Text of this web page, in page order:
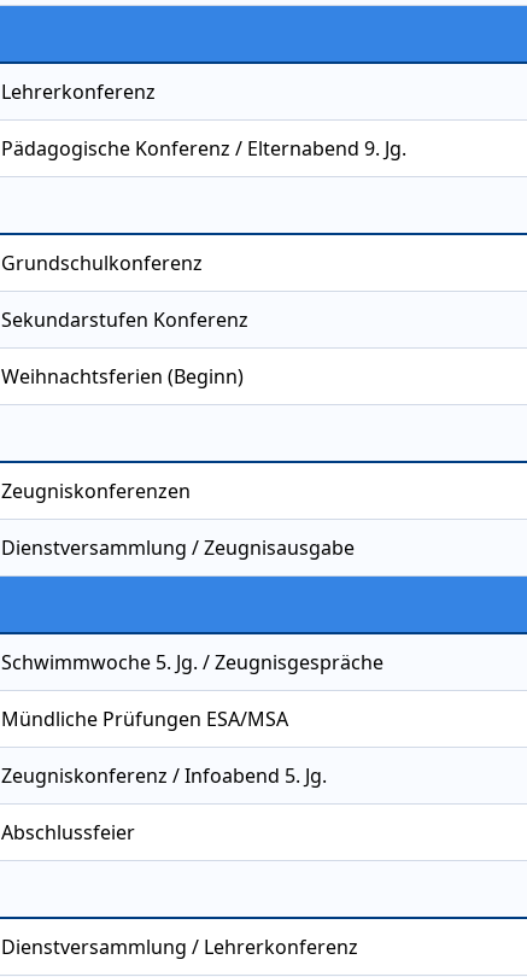
Lehrerkonferenz
Pädagogische Konferenz / Elternabend 9. Jg.
Grundschulkonferenz
Sekundarstufen Konferenz
Weihnachtsferien (Beginn)
Zeugniskonferenzen
Dienstversammlung / Zeugnisausgabe
Schwimmwoche 5. Jg. / Zeugnisgespräche
Mündliche Prüfungen ESA/MSA
Zeugniskonferenz / Infoabend 5. Jg.
Abschlussfeier
Dienstversammlung / Lehrerkonferenz